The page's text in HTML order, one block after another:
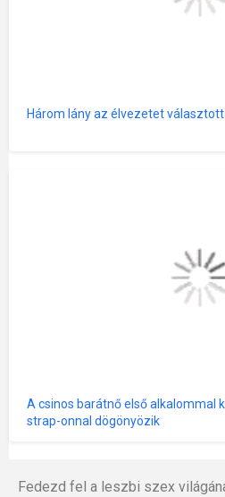
Három lány az élvezetet
A csinos barátnő első alkalommal
strap-onnal dögönyözik
Fedezd fel a leszbi szex